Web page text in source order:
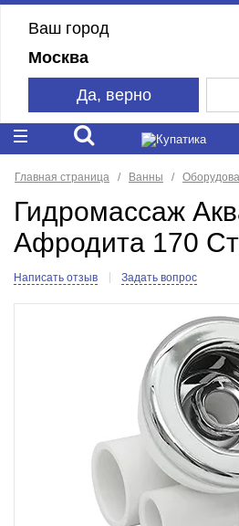
Ваш город
Москва
Да, верно
Главная страница Ванны
Гидромассаж
Афродита 170
Написать отзыв Задать вопрос